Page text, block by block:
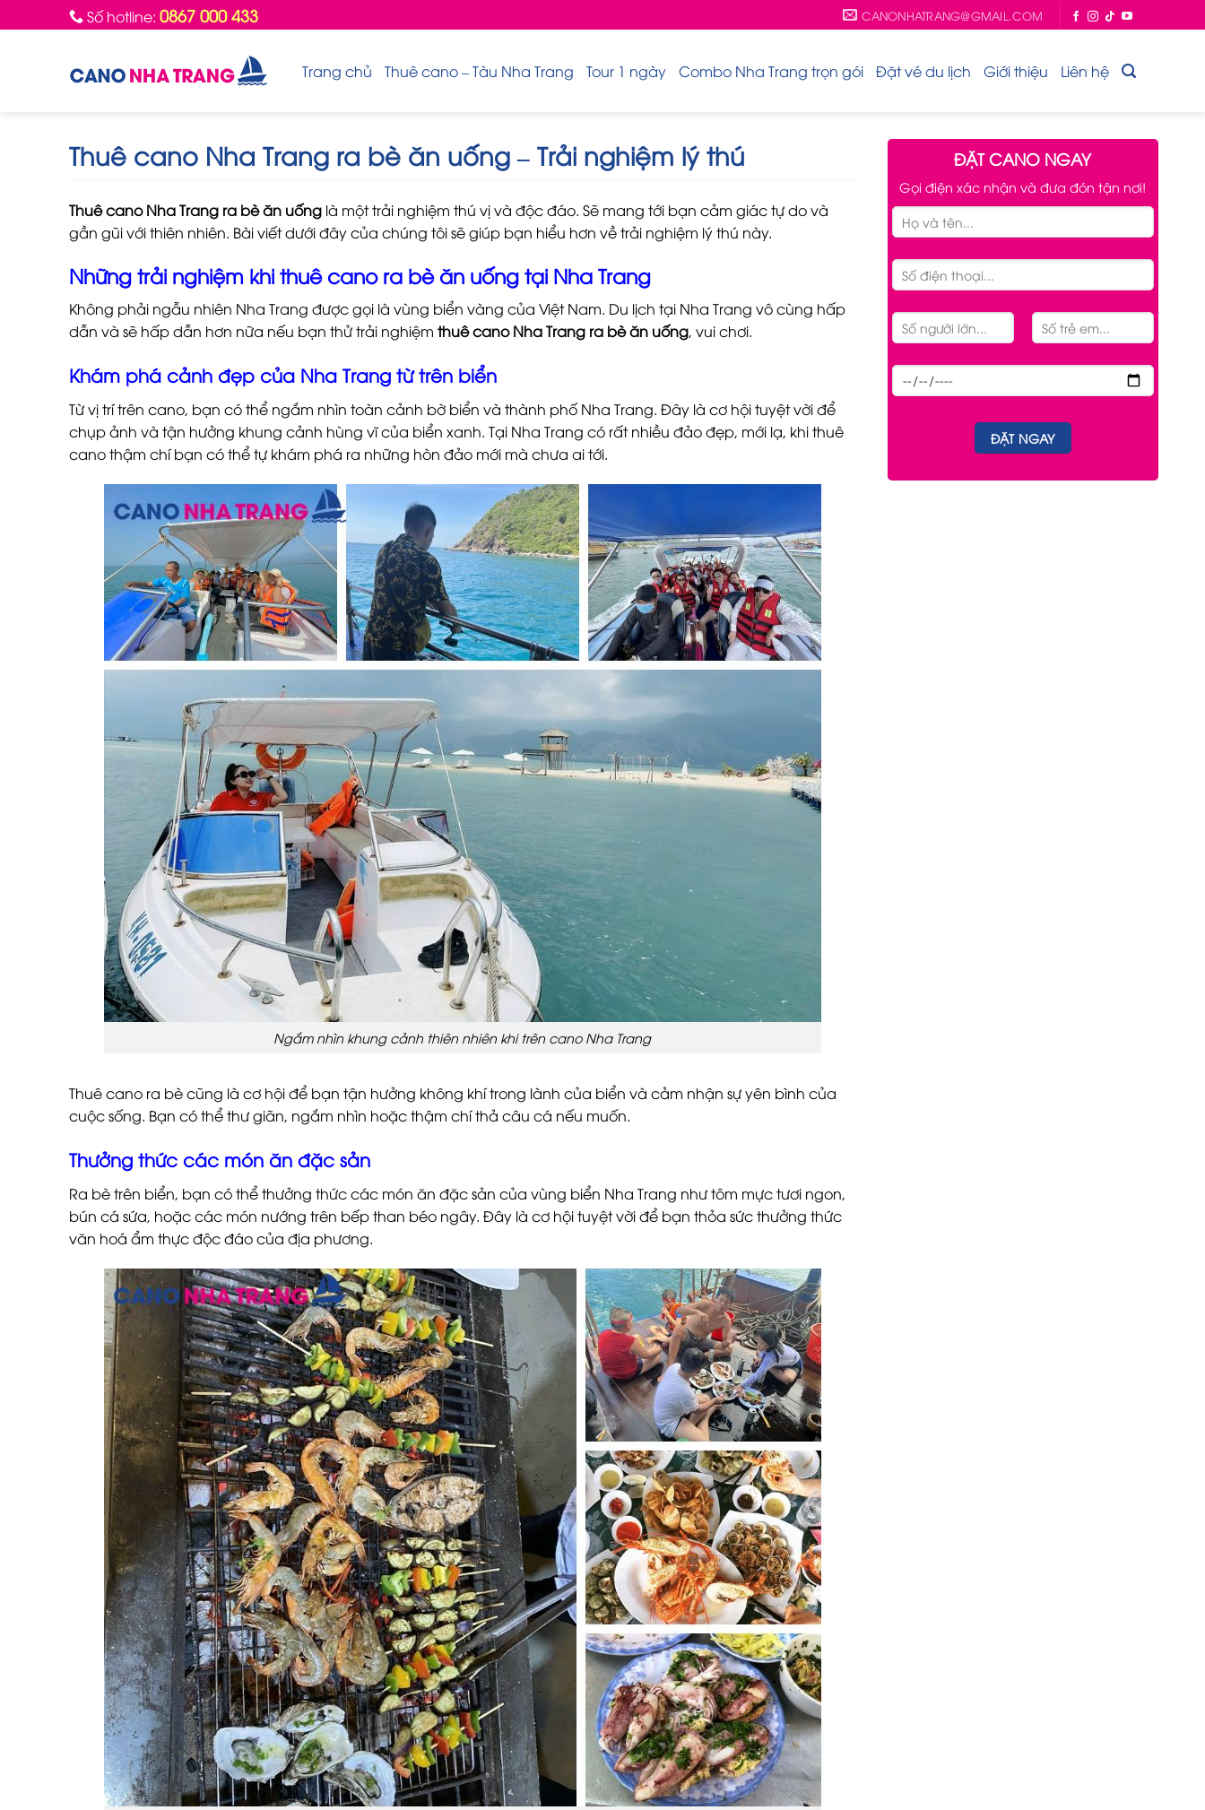
to
Số hotline: 0867 000 433 CANONHATRANG@GMAIL.COM
Trang chủ Thuê cano – Tàu Nha Trang Tour 1 ngày Combo Nha Trang trọn gói Đặt vé du lịch Giới thiệu Liên hệ
Thuê cano Nha Trang ra bè ăn uống – Trải nghiệm lý thú
Thuê cano Nha Trang ra bè ăn uống là một trải nghiệm thú vị và độc đáo. Sẽ mang tới bạn cảm giác tự do và
gần gũi với thiên nhiên. Bài viết dưới đây của chúng tôi sẽ giúp bạn hiểu hơn về trải nghiệm lý thú này.
Những trải nghiệm khi thuê cano ra bè ăn uống tại Nha Trang
Không phải ngẫu nhiên Nha Trang được gọi là vùng biển vàng của Việt Nam. Du lịch tại Nha Trang vô cùng hấp
dẫn và sẽ hấp dẫn hơn nữa nếu bạn thử trải nghiệm thuê cano Nha Trang ra bè ăn uống, vui chơi.
Khám phá cảnh đẹp của Nha Trang từ trên biển
Từ vị trí trên cano, bạn có thể ngắm nhìn toàn cảnh bờ biển và thành phố Nha Trang. Đây là cơ hội tuyệt vời để
chụp ảnh và tận hưởng khung cảnh hùng vĩ của biển xanh. Tại Nha Trang có rất nhiều đảo đẹp, mới lạ, khi thuê
cano thậm chí bạn có thể tự khám phá ra những hòn đảo mới mà chưa ai tới.
Ngắm nhìn khung cảnh thiên nhiên khi trên cano Nha Trang
Thuê cano ra bè cũng là cơ hội để bạn tận hưởng không khí trong lành của biển và cảm nhận sự yên bình của
cuộc sống. Bạn có thể thư giãn, ngắm nhìn hoặc thậm chí thả câu cá nếu muốn.
Thưởng thức các món ăn đặc sản
Ra bè trên biển, bạn có thể thưởng thức các món ăn đặc sản của vùng biển Nha Trang như tôm mực tươi ngon,
bún cá sứa, hoặc các món nướng trên bếp than béo ngây. Đây là cơ hội tuyệt vời để bạn thỏa sức thưởng thức
văn hoá ẩm thực độc đáo của địa phương.
ĐẶT CANO NGAY
Gọi điện xác nhận và đưa đón tận nơi!